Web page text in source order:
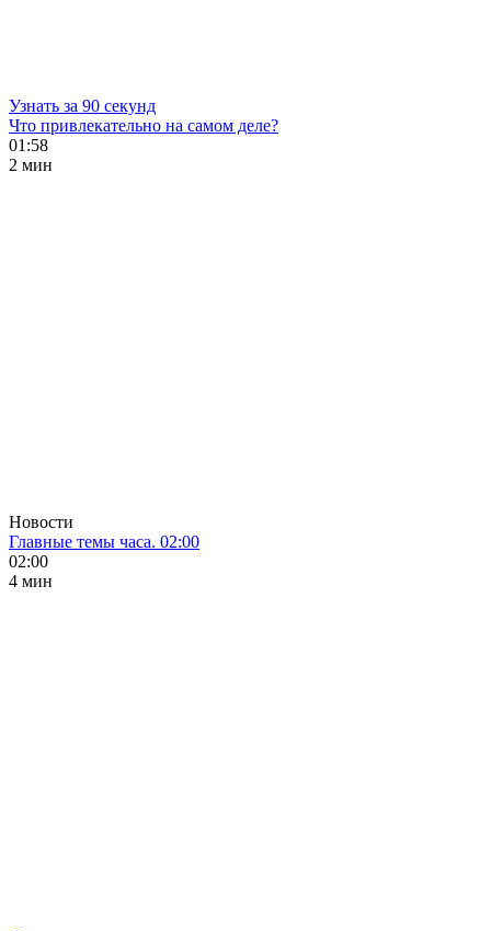
Узнать за 90 секунд
Что привлекательно на самом деле?
01:58
2 мин
Новости
Главные темы часа. 02:00
02:00
4 мин